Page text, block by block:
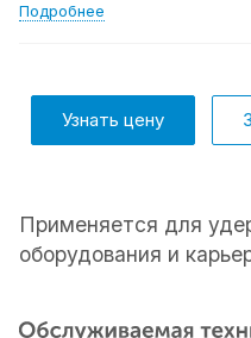
Подробнее
Узнать цену
Применяется для
оборудования и